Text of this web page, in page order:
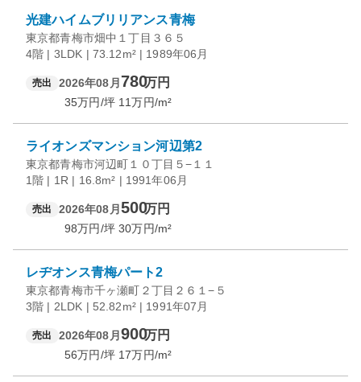
光建ハイムブリリアンス青梅
東京都青梅市畑中１丁目３６５
4階 | 3LDK | 73.12m² | 1989年06月
売出 2026年08月 780万円
35万円/坪 11万円/m²
ライオンズマンション河辺第2
東京都青梅市河辺町１０丁目５−１１
1階 | 1R | 16.8m² | 1991年06月
売出 2026年08月 500万円
98万円/坪 30万円/m²
レヂオンス青梅パート2
東京都青梅市千ヶ瀬町２丁目２６１−５
3階 | 2LDK | 52.82m² | 1991年07月
売出 2026年08月 900万円
56万円/坪 17万円/m²